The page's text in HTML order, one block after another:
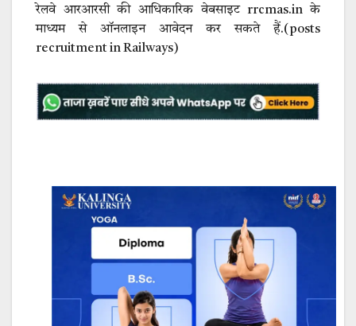
रेलवे आरआरसी की आधिकारिक वेबसाइट rrcmas.in के
माध्यम से ऑनलाइन आवेदन कर सकते हैं.(posts
recruitment in Railways)